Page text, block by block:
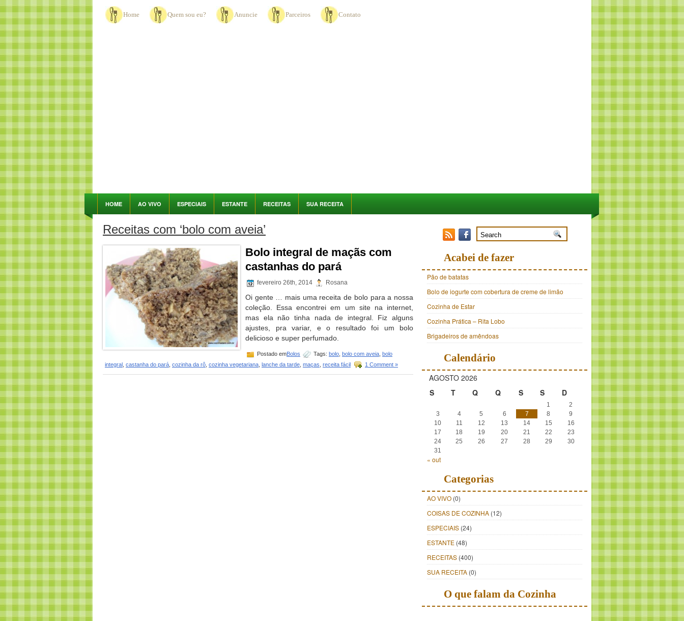
Home Quem sou eu? Anuncie Parceiros Contato
HOME AO VIVO ESPECIAIS ESTANTE RECEITAS SUA RECEITA
Receitas com ‘bolo com aveia’
Bolo integral de maçãs com
castanhas do pará
fevereiro 26th, 2014 Rosana
Oi gente … mais uma receita de bolo para a nossa
coleção. Essa encontrei em um site na internet,
mas ela não tinha nada de integral. Fiz alguns
ajustes, pra variar, e o resultado foi um bolo
delicioso e super perfumado.
Postado emBolos Tags: bolo bolo com aveia bolo
integral castanha do pará cozinha da rô cozinha vegetariana lanche da tarde maças receita fácil 1 Comment »
Acabei de fazer
Pão de batatas
Bolo de iogurte com cobertura de creme de limão
Cozinha de Estar
Cozinha Prática – Rita Lobo
Brigadeiros de amêndoas
Calendário
AGOSTO 2026
S
T Q Q S S D
1
2
3
4 5 6 7 8
9
10
11 12 13 14 15
16
17
18 19 20 21 22
23
24
25 26 27 28 29
30
31
« out
Categorias
AO VIVO (0)
COISAS DE COZINHA (12)
ESPECIAIS (24)
ESTANTE (48)
RECEITAS (400)
SUA RECEITA (0)
O que falam da Cozinha